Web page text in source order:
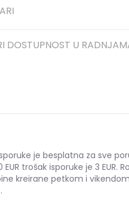
DOSTUPNOST U
je besplatna za sve
EUR trošak isporuke je 3 EUR.
kreirane petkom i